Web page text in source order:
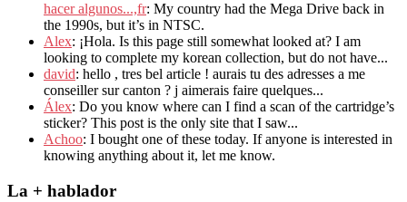
hacer algunos...,fr: My country had the Mega Drive back in
the 1990s, but it’s in NTSC.
Alex: ¡Hola. Is this page still somewhat looked at? I am
looking to complete my korean collection, but do not have...
david: hello , tres bel article ! aurais tu des adresses a me
conseiller sur canton ? j aimerais faire quelques...
Álex: Do you know where can I find a scan of the cartridge’s
sticker? This post is the only site that I saw...
Achoo: I bought one of these today. If anyone is interested in
knowing anything about it, let me know.
La + hablador